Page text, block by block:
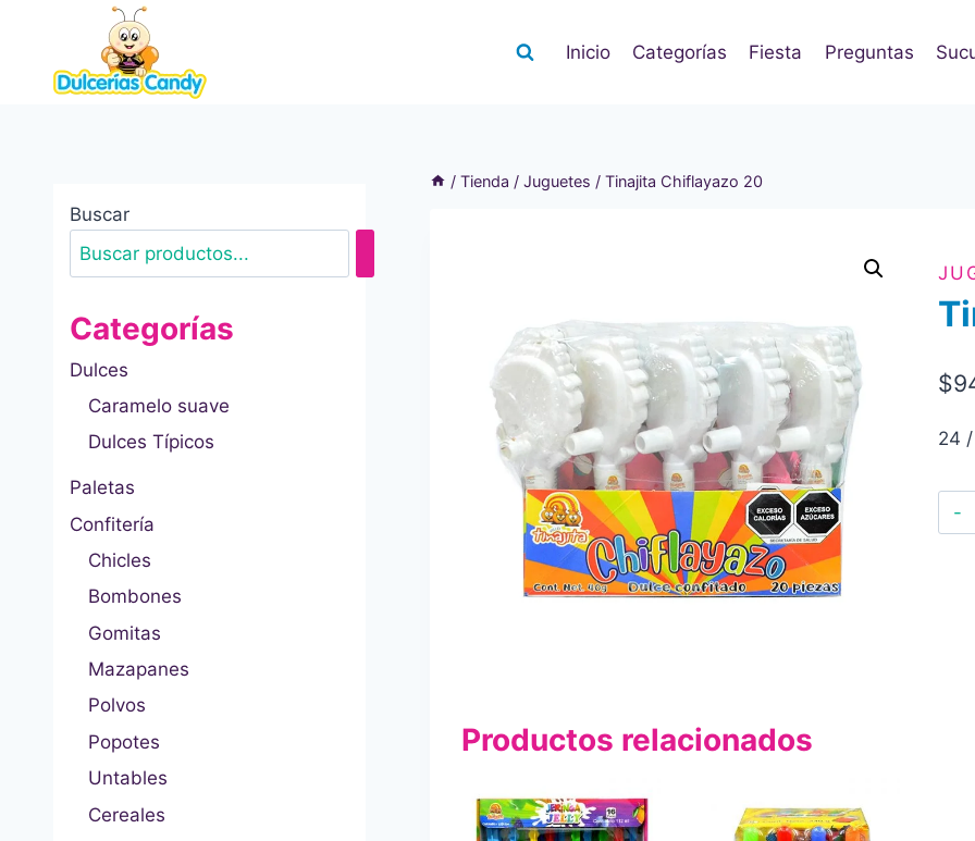
contenido
Inicio Categorías Fiesta Preguntas
/ Tienda / Juguetes / Tinajita Chiflayazo 20
$
24
Productos relacionados
Buscar
Categorías
Dulces
Caramelo suave
Dulces Típicos
Paletas
Confitería
Chicles
Bombones
Gomitas
Mazapanes
Polvos
Popotes
Untables
Cereales